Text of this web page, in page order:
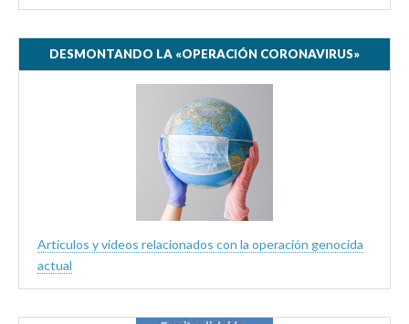
DESMONTANDO LA «OPERACIÓN CORONAVIRUS»
Artículos y videos relacionados con la operación genocida
actual